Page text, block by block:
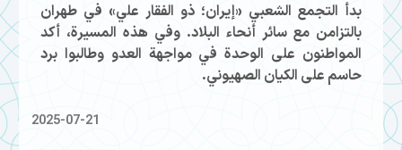
بدأ التجمع الشعبي «إيران؛ ذو الفقار علي» في طهران
بالتزامن مع سائر أنحاء البلاد. وفي هذه المسيرة، أكد
المواطنون على الوحدة في مواجهة العدو وطالبوا برد
حاسم على الكيان الصهيوني.
2025-07-21